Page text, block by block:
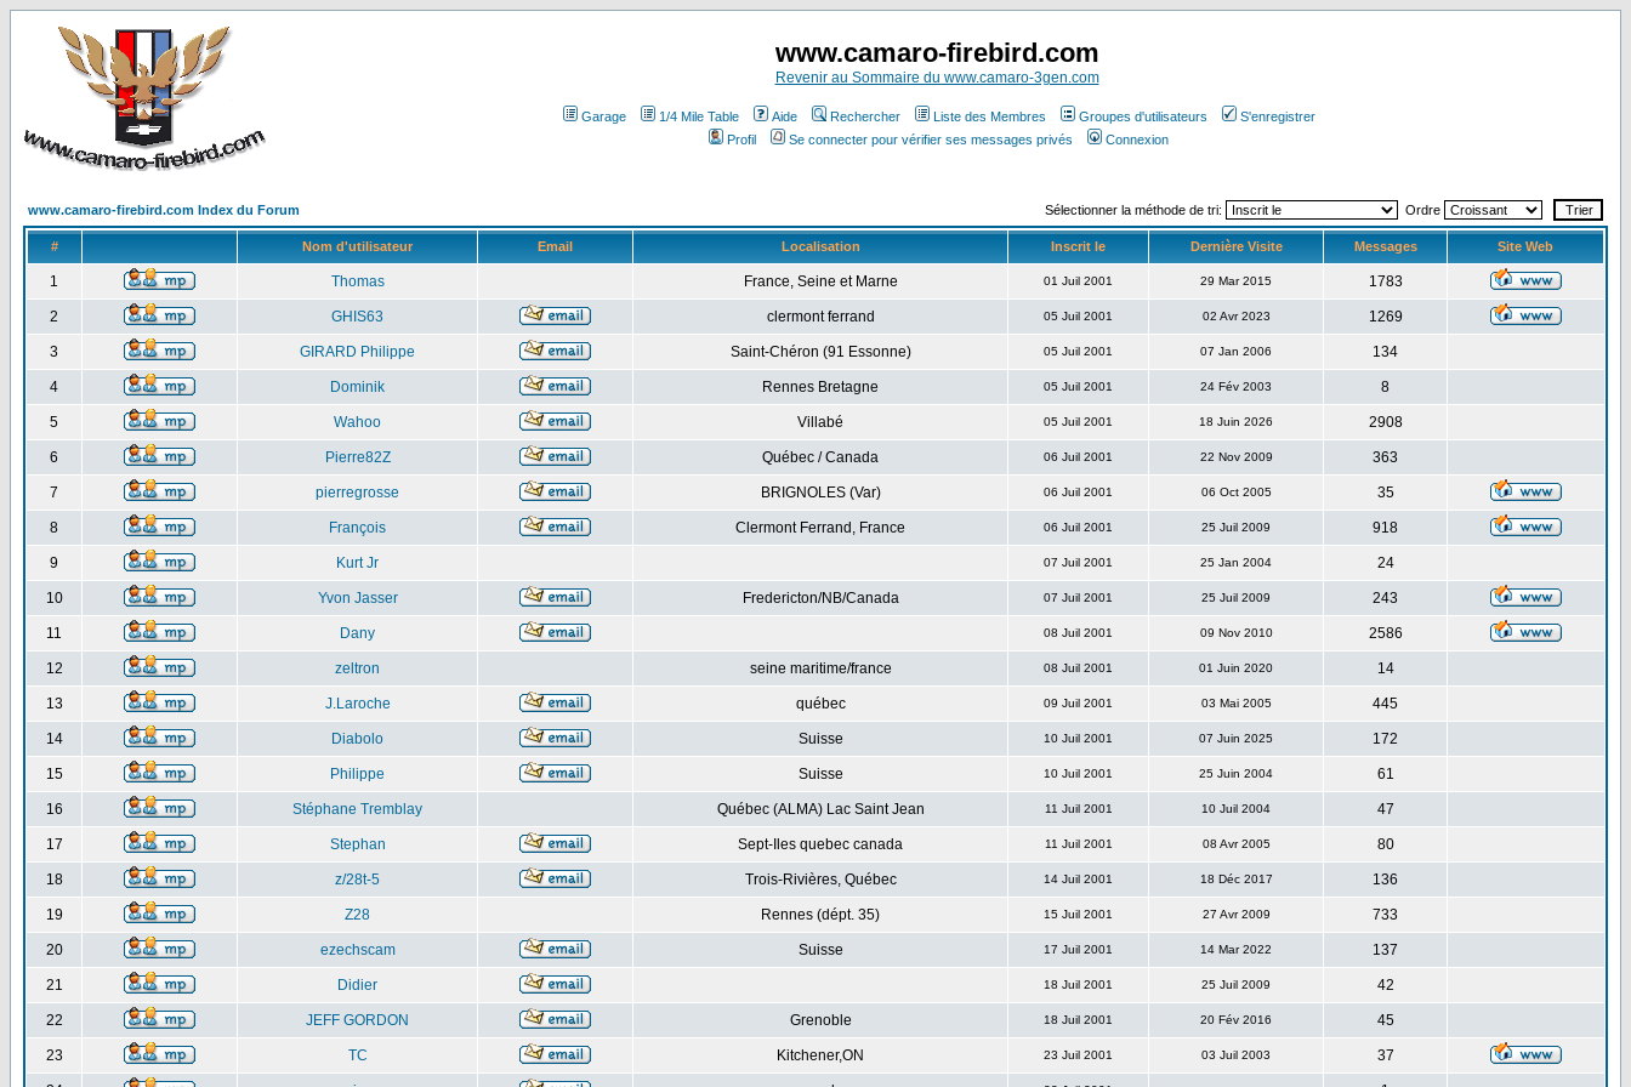
www.camaro-firebird.com
Revenir au Sommaire du www.camaro-3gen.com
Garage 1/4 Mile Table Aide Rechercher Liste des Membres Groupes d'utilisateurs
S'enregistrer
Profil
Se connecter pour vérifier ses messages privés Connexion
www.camaro-firebird.com Index du Forum Sélectionner la méthode de tri: Ordre
# Nom d'utilisateur Email Localisation Inscrit le Dernière Visite Messages Site Web
1 Thomas France, Seine et Marne 01 Juil 2001 29 Mar 2015 1783
2 GHIS63 clermont ferrand 05 Juil 2001 02 Avr 2023 1269
3 GIRARD Philippe Saint-Chéron (91 Essonne) 05 Juil 2001 07 Jan 2006 134
4 Dominik Rennes Bretagne 05 Juil 2001 24 Fév 2003 8
5 Wahoo Villabé 05 Juil 2001 18 Juin 2026 2908
6 Pierre82Z Québec / Canada 06 Juil 2001 22 Nov 2009 363
7 pierregrosse BRIGNOLES (Var) 06 Juil 2001 06 Oct 2005 35
8 François Clermont Ferrand, France 06 Juil 2001 25 Juil 2009 918
9 Kurt Jr 07 Juil 2001 25 Jan 2004 24
10 Yvon Jasser Fredericton/NB/Canada 07 Juil 2001 25 Juil 2009 243
11 Dany 08 Juil 2001 09 Nov 2010 2586
12 zeltron seine maritime/france 08 Juil 2001 01 Juin 2020 14
13 J.Laroche québec 09 Juil 2001 03 Mai 2005 445
14 Diabolo Suisse 10 Juil 2001 07 Juin 2025 172
15 Philippe Suisse 10 Juil 2001 25 Juin 2004 61
16 Stéphane Tremblay Québec (ALMA) Lac Saint Jean 11 Juil 2001 10 Juil 2004 47
17 Stephan Sept-Iles quebec canada 11 Juil 2001 08 Avr 2005 80
18 z/28t-5 Trois-Rivières, Québec 14 Juil 2001 18 Déc 2017 136
19 Z28 Rennes (dépt. 35) 15 Juil 2001 27 Avr 2009 733
20 ezechscam Suisse 17 Juil 2001 14 Mar 2022 137
21 Didier 18 Juil 2001 25 Juil 2009 42
22 JEFF GORDON Grenoble 18 Juil 2001 20 Fév 2016 45
23 TC Kitchener,ON 23 Juil 2001 03 Juil 2003 37